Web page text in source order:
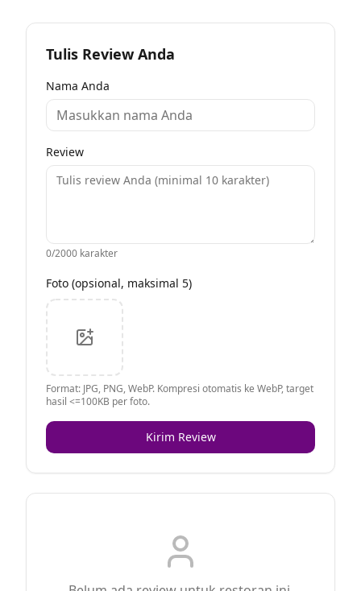
Tulis Review Anda
Nama Anda
Review
0/2000 karakter
Foto (opsional, maksimal 5)
Format: JPG, PNG, WebP. Kompresi otomatis ke WebP, target
hasil <=100KB per foto.
Kirim Review